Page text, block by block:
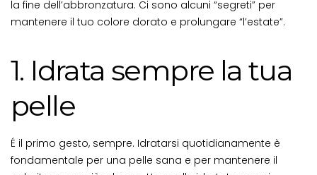
la fine dell’abbronzatura. Ci sono alcuni “segreti” per
mantenere il tuo colore dorato e prolungare “l’estate”.
1. Idrata sempre la tua
pelle
É il primo gesto, sempre. Idratarsi quotidianamente è
fondamentale per una pelle sana e per mantenere il